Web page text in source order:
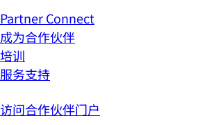
Partner Connect
成为合作伙伴
培训
服务支持
访问合作伙伴门户